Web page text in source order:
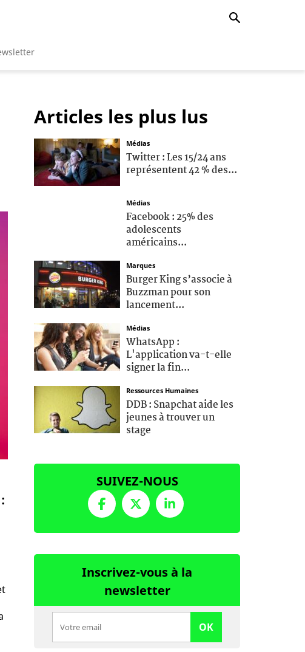
Articles les plus lus
Médias
Twitter : Les 15/24 ans
représentent 42 % des...
Médias
Facebook : 25% des
adolescents
américains...
Marques
Burger King s’associe à
Buzzman pour son
lancement...
Médias
WhatsApp :
L'application va-t-elle
signer la fin...
Ressources Humaines
DDB : Snapchat aide les
jeunes à trouver un
stage
SUIVEZ-NOUS
Inscrivez-vous à la
newsletter
OK